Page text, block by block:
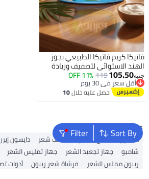
فاتيكا كريم فاتيكا الطبيعي بجوز
الهند الاستوائي لتصفيف وزيادة
تركيبة متميزة للعناية المتكاملة
بالشعر الخفيف والضعيف، يغذي
جنيه105.50
119
11% OFF أقل سعر في 30 يوم
توصيل مجاني
أقل سعر في 30 يوماحصل عليه خلال10
Sort By
FilterPopular Searches
دايسون شمع الشعر مجفف شعر دايسون
شامبو
جهاز تجعيد الشعر جهاز تمليس الشعر
ريبون مملس الشعر
فرشاة شعر ريبون أدوات